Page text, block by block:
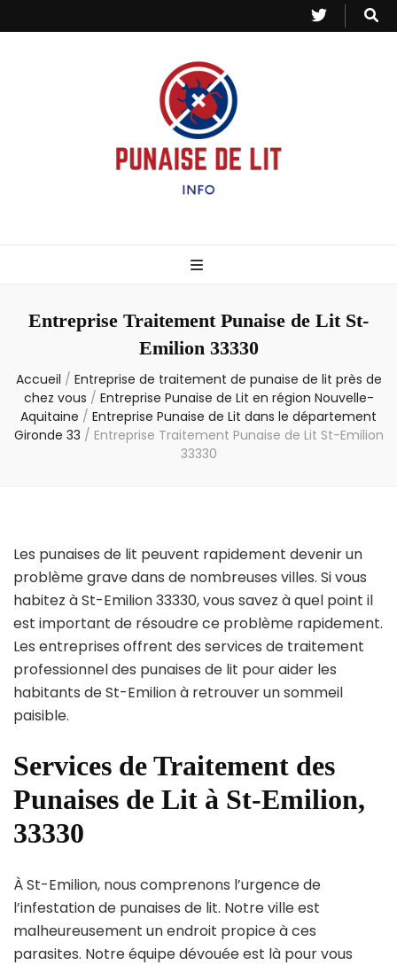
– Info
Entreprise Traitement Punaise de Lit St-
Emilion 33330
Accueil / Entreprise de traitement de punaise de lit près de
chez vous / Entreprise Punaise de Lit en région Nouvelle-
Aquitaine / Entreprise Punaise de Lit dans le département
Gironde 33 / Entreprise Traitement Punaise de Lit St-Emilion
33330
Les punaises de lit peuvent rapidement devenir un
problème grave dans de nombreuses villes. Si vous
habitez à St-Emilion 33330, vous savez à quel point il
est important de résoudre ce problème rapidement.
Les entreprises offrent des services de traitement
professionnel des punaises de lit pour aider les
habitants de St-Emilion à retrouver un sommeil
paisible.
Services de Traitement des
Punaises de Lit à St-Emilion,
33330
À St-Emilion, nous comprenons l’urgence de
l’infestation de punaises de lit. Notre ville est
malheureusement un endroit propice à ces
parasites. Notre équipe dévouée est là pour vous